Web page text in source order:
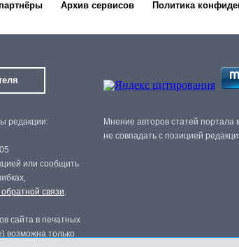
Архив сервисов Политика
редакции:
или сообщить
связи.
сайта в печатных
возможна только
Мнение авторов статей портала
не совпадать с позицией